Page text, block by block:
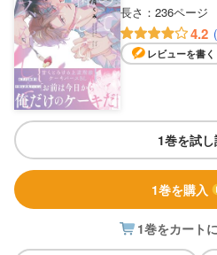
長さ： 236ページ
4.2
レビューを書く
1巻を試
1巻を購入
1巻をカート